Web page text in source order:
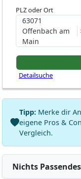
PLZ oder Ort
63071
Offenbach am
Main
Detailsuche
Tipp: Merke dir
eigene Pros &
Vergleich.
Nichts